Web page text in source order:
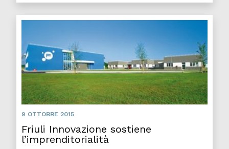
9 OTTOBRE 2015
Friuli Innovazione sostiene
l’imprenditorialità